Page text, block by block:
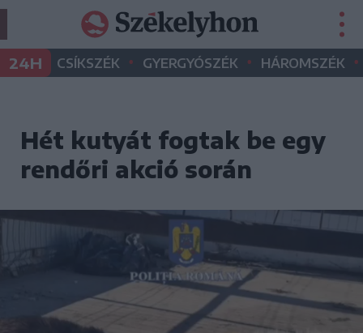
24H CSÍKSZÉK • GYERGYÓSZÉK • HÁROMSZÉK •
Hét kutyát fogtak be egy
rendőri akció során